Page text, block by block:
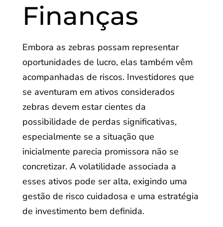
Finanças
Embora as zebras possam representar
oportunidades de lucro, elas também vêm
acompanhadas de riscos. Investidores que
se aventuram em ativos considerados
zebras devem estar cientes da
possibilidade de perdas significativas,
especialmente se a situação que
inicialmente parecia promissora não se
concretizar. A volatilidade associada a
esses ativos pode ser alta, exigindo uma
gestão de risco cuidadosa e uma estratégia
de investimento bem definida.